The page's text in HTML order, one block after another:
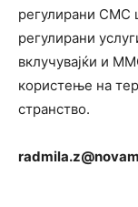
регулирани СМС
регулирани
вклучувајќи и
користење на
странство.